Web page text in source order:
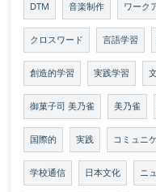
DTM 音楽制作 ワーク
クロスワード 言語学習
創造的学習 実践学習
御菓子司 美乃雀 美乃雀
国際的 実践 コミュニ
学校通信 日本文化 ニ